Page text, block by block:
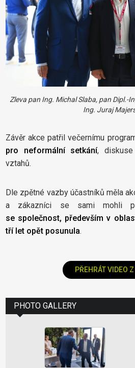
Zleva pan Ing. Michal Slaba, pan Dipl.-
Ing. Juraj
Závěr akce patřil večernímu
pro neformální setkání,
vztahů.
Dle zpětné vazby účastníků měla
a zákazníci se sami mohli
se společnost, především v
tří let opět posunula.
PŘEHRÁT VIDEO
PHOTO GALLERY